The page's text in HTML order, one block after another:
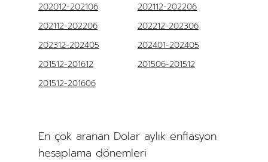
202012-202106
202112-202206
202112-202206
202212-202306
202312-202405
202401-202405
201512-201612
201506-201512
201512-201606
En çok aranan Dolar aylık enflasyon
hesaplama dönemleri